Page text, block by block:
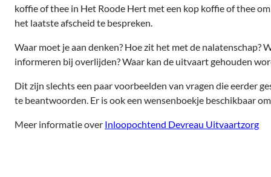
koffie of thee in Het Roode Hert met een kop koffie of thee
het laatste afscheid te bespreken.
Waar moet je aan denken? Hoe zit het met de nalatenschap?
informeren bij overlijden? Waar kan de uitvaart gehouden
Dit zijn slechts een paar voorbeelden van vragen die eerder
te beantwoorden. Er is ook een wensenboekje beschikbaar
Meer informatie over Inloopochtend Devreau Uitvaartzorg